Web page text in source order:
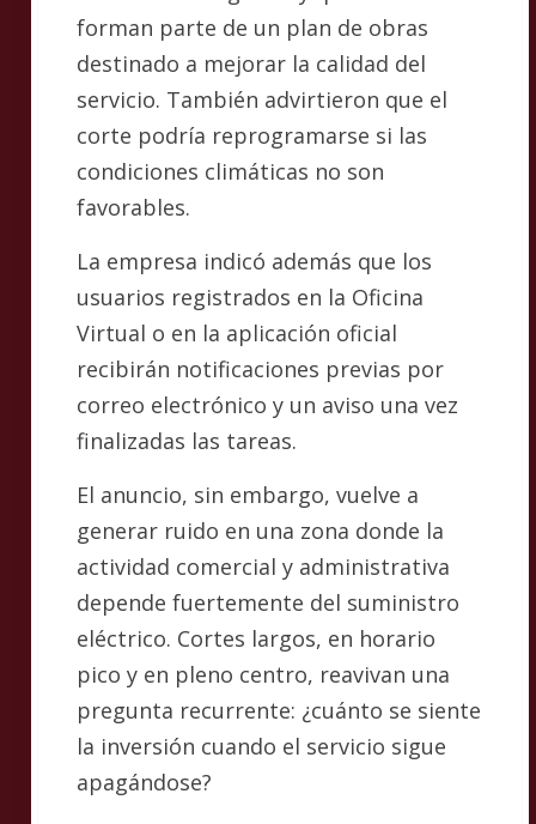
forman parte de un plan de obras
destinado a mejorar la calidad del
servicio. También advirtieron que el
corte podría reprogramarse si las
condiciones climáticas no son
favorables.
La empresa indicó además que los
usuarios registrados en la Oficina
Virtual o en la aplicación oficial
recibirán notificaciones previas por
correo electrónico y un aviso una vez
finalizadas las tareas.
El anuncio, sin embargo, vuelve a
generar ruido en una zona donde la
actividad comercial y administrativa
depende fuertemente del suministro
eléctrico. Cortes largos, en horario
pico y en pleno centro, reavivan una
pregunta recurrente: ¿cuánto se siente
la inversión cuando el servicio sigue
apagándose?